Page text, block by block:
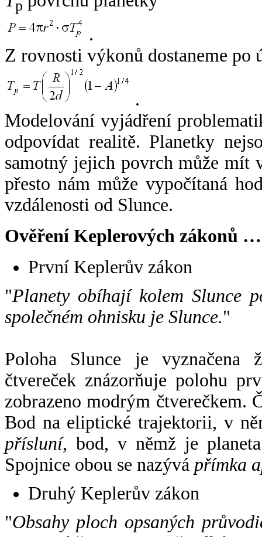
p
.
Z rovnosti výkonů dostaneme po
.
Modelování vyjádření
odpovídat realitě. Planetky
samotný jejich povrch může mít
přesto nám může vypočítaná
vzdálenosti od Slunce.
Ověření Keplerových zákonů …
První Keplerův zákon
"Planety obíhají kolem Slunce
společném ohnisku je Slunce."
Poloha Slunce je vyznačena
čtvereček znázorňuje polohu
zobrazeno modrým čtverečkem.
Bod na eliptické trajektorii, v
přísluní, bod, v němž je
Spojnice obou se nazývá přímka
Druhý Keplerův zákon
"Obsahy ploch opsaných